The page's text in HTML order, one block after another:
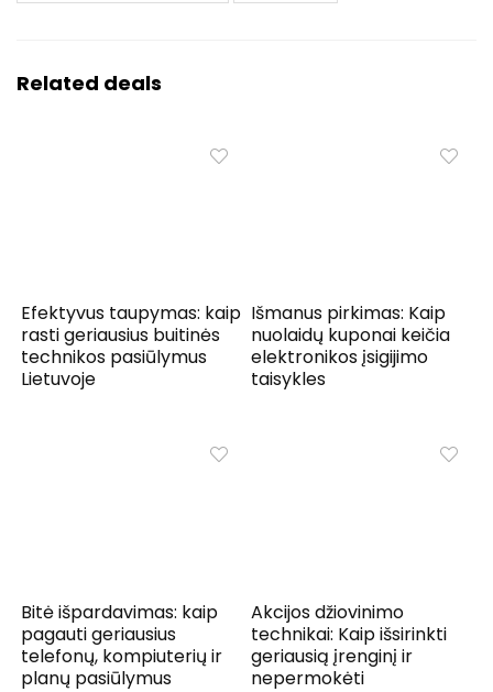
Related deals
Efektyvus taupymas: kaip
rasti geriausius buitinės
technikos pasiūlymus
Lietuvoje
Išmanus pirkimas: Kaip
nuolaidų kuponai keičia
elektronikos įsigijimo
taisykles
Bitė išpardavimas: kaip
pagauti geriausius
telefonų, kompiuterių ir
planų pasiūlymus
Akcijos džiovinimo
technikai: Kaip išsirinkti
geriausią įrenginį ir
nepermokėti